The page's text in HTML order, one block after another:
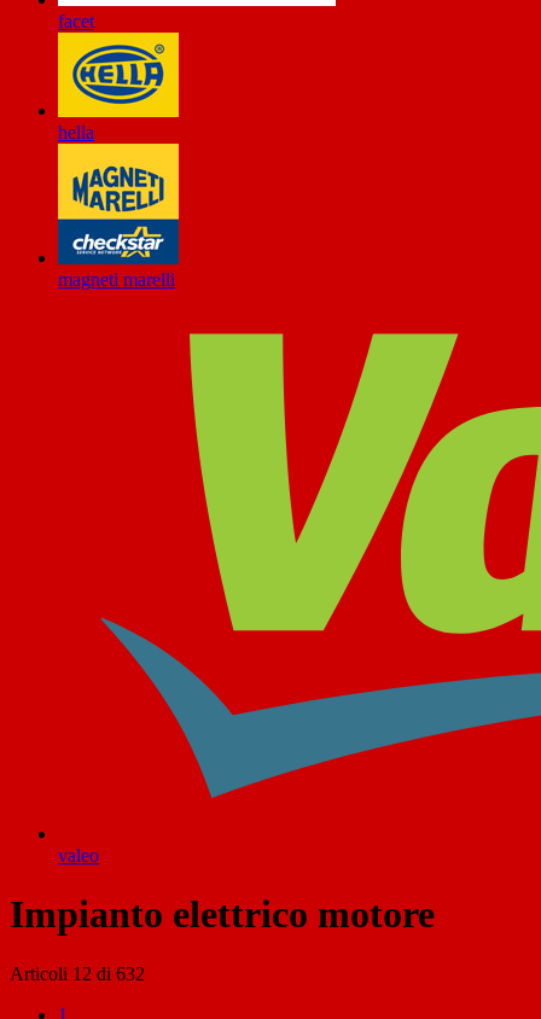
facet
hella
magneti marelli
valeo
Impianto elettrico motore
Articoli 12 di 632
1